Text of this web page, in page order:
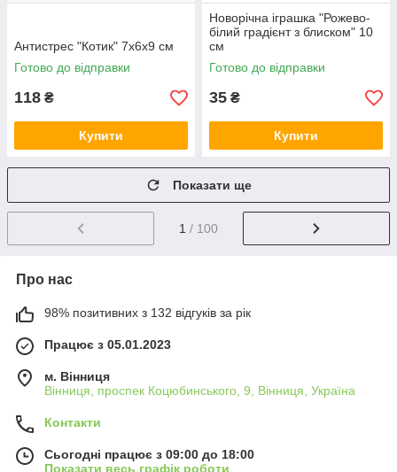
Антистрес "Котик" 7х6х9 см
Готово до відправки
118 ₴
Купити
Новорічна іграшка "Рожево-
білий градієнт з блиском" 10
см
Готово до відправки
35 ₴
Купити
Показати ще
1 / 100
Про нас
98% позитивних з 132 відгуків за рік
Працює з 05.01.2023
м. Вінниця
Вінниця, проспек Коцюбинського, 9, Вінниця, Україна
Контакти
Сьогодні працює з 09:00 до 18:00
Показати весь графік роботи